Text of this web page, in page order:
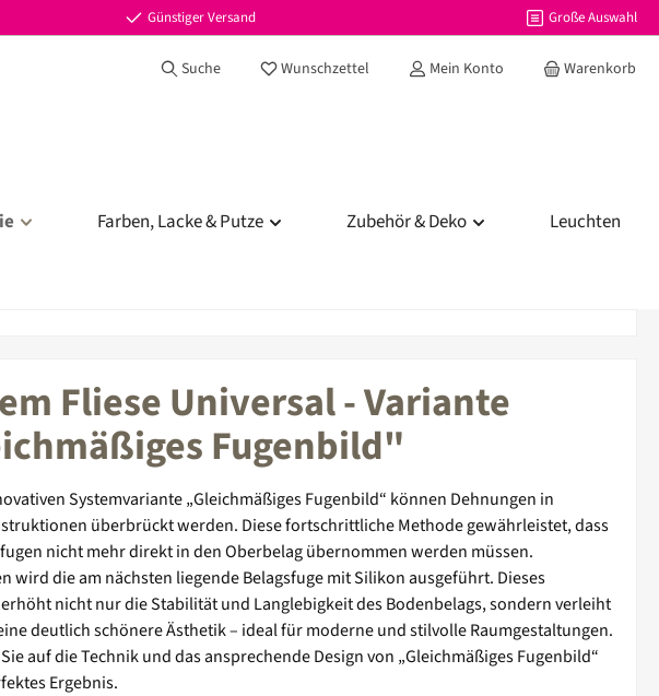
Günstiger Versand Große Auswahl
Suche Wunschzettel Du hast 0 Produkte auf dem Merkzettel
Mein Konto Warenkorb
Farben, Lacke & Putze Zubehör & Deko Leuchten
Fliese Universal - Variante
Fugenbild"
Systemvariante „Gleichmäßiges Fugenbild“ können Dehnungen in
überbrückt werden. Diese fortschrittliche Methode gewährleistet, dass
nicht mehr direkt in den Oberbelag übernommen werden müssen.
wird die am nächsten liegende Belagsfuge mit Silikon ausgeführt. Dieses
nicht nur die Stabilität und Langlebigkeit des Bodenbelags, sondern verleiht
deutlich schönere Ästhetik – ideal für moderne und stilvolle Raumgestaltungen.
auf die Technik und das ansprechende Design von „Gleichmäßiges Fugenbild“
Ergebnis.